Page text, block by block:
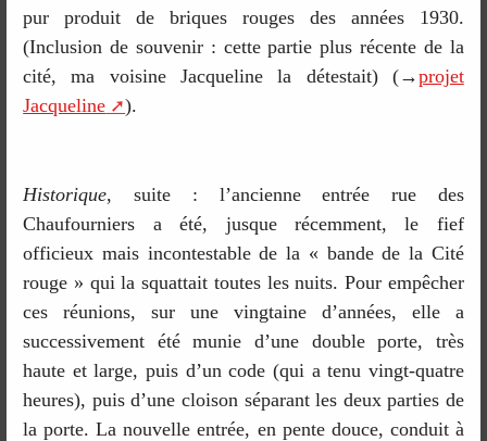
pur produit de briques rouges des années 1930.
(Inclusion de souvenir : cette partie plus récente de la
cité, ma voisine Jacqueline la détestait) (→projet
Jacqueline
).
Historique, suite : l’ancienne entrée rue des
Chaufourniers a été, jusque récemment, le fief
officieux mais incontestable de la « bande de la Cité
rouge » qui la squattait toutes les nuits. Pour empêcher
ces réunions, sur une vingtaine d’années, elle a
successivement été munie d’une double porte, très
haute et large, puis d’un code (qui a tenu vingt-quatre
heures), puis d’une cloison séparant les deux parties de
la porte. La nouvelle entrée, en pente douce, conduit à